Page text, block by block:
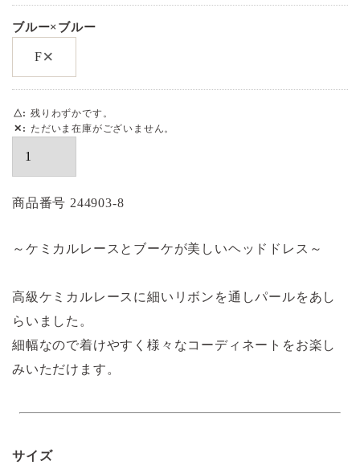
ブルー×ブルー
F×
△
残りわずかです。
✕
ただいま在庫がございません。
商品番号 244903-8
～ケミカルレースとブーケが美しいヘッドドレス～
高級ケミカルレースに細いリボンを通しパールをあし
らいました。
細幅なので着けやすく様々なコーディネートをお楽し
みいただけます。
サイズ